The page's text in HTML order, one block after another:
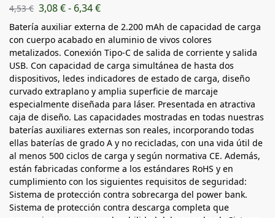
4,53€ 3,08€- 6,34€
Batería auxiliar externa de 2.200 mAh de capacidad de carga
con cuerpo acabado en aluminio de vivos colores
metalizados. Conexión Tipo-C de salida de corriente y salida
USB. Con capacidad de carga simultánea de hasta dos
dispositivos, ledes indicadores de estado de carga, diseño
curvado extraplano y amplia superficie de marcaje
especialmente diseñada para láser. Presentada en atractiva
caja de diseño. Las capacidades mostradas en todas nuestras
baterías auxiliares externas son reales, incorporando todas
ellas baterías de grado A y no recicladas, con una vida útil de
al menos 500 ciclos de carga y según normativa CE. Además,
están fabricadas conforme a los estándares RoHS y en
cumplimiento con los siguientes requisitos de seguridad:
Sistema de protección contra sobrecarga del power bank.
Sistema de protección contra descarga completa que